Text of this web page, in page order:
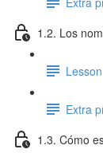
1.2. Los
Extra
1.3. Cómo